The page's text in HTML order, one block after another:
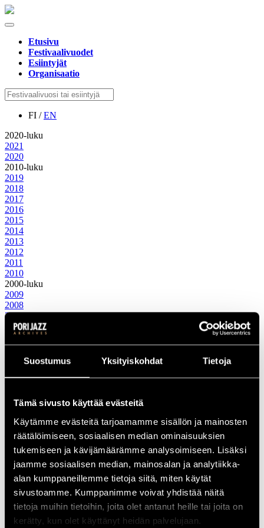
Suostumus Yksityiskohdat Tietoja
Tämä sivusto käyttää evästeitä
Käytämme evästeitä tarjoamamme sisällön ja mainosten
räätälöimiseen, sosiaalisen median ominaisuuksien
tukemiseen ja kävijämäärämme analysoimiseen. Lisäksi
jaamme sosiaalisen median, mainosalan ja analytiikka-
alan kumppaneillemme tietoja siitä, miten käytät
sivustoamme. Kumppanimme voivat yhdistää näitä
tietoja muihin tietoihin, joita olet antanut heille tai joita on
kerätty, kun olet käyttänyt heidän palvelujaan.
Etusivu
Festivaalivuodet
Esiintyjät
Organisaatio
FI /EN
2020-luku
2021
2020
2010-luku
2019
2018
2017
2016
2015
2014
2013
2012
2011
2010
2000-luku
2009
2008
2007
2006
2005
2004
2001
1990-luku
1998
1997
1995
1994
1993
1991
1990
1980-luku